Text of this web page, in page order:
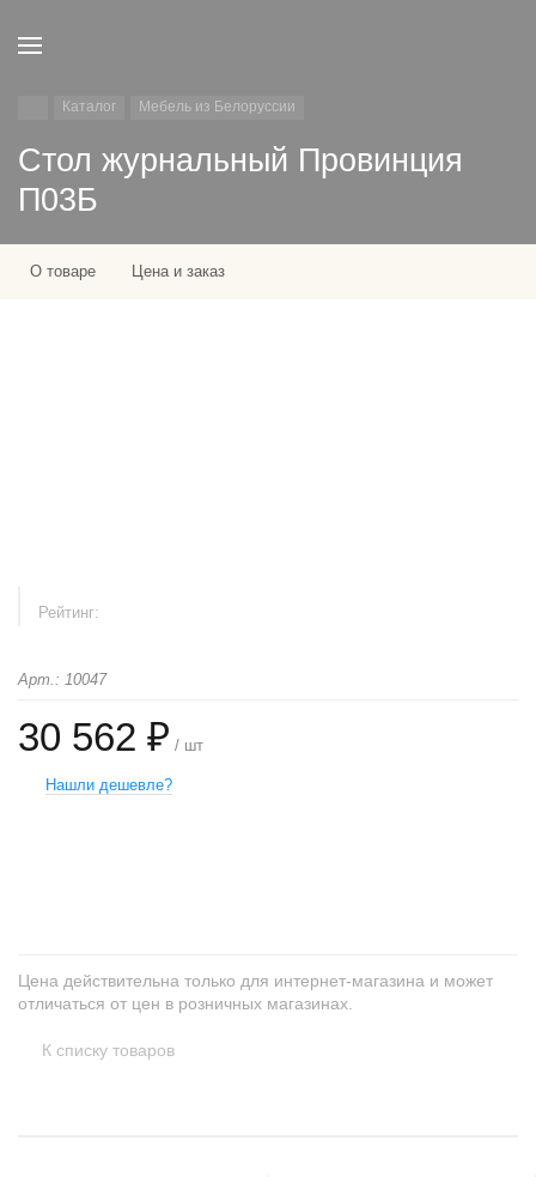
Каталог Мебель из Белоруссии
Стол журнальный Провинция
П03Б
О товаре Цена и заказ
Рейтинг:
Арт.: 10047
30 562 ₽ / шт
Нашли дешевле?
Цена действительна только для интернет-магазина и может
отличаться от цен в розничных магазинах.
К списку товаров